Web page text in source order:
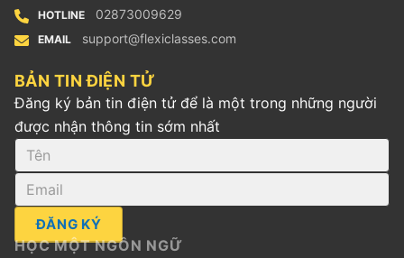
HOTLINE 02873009629
EMAIL support@flexiclasses.com
BẢN TIN ĐIỆN TỬ
Đăng ký bản tin điện tử để là một trong những người
được nhận thông tin sớm nhất
ĐĂNG KÝ
HỌC MỘT NGÔN NGỮ